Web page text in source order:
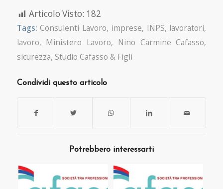
Articolo Visto: 182
Tags: Consulenti Lavoro, imprese, INPS, lavoratori,
lavoro, Ministero Lavoro, Nino Carmine Cafasso,
sicurezza, Studio Cafasso & Figli
Condividi questo articolo
Potrebbero interessarti